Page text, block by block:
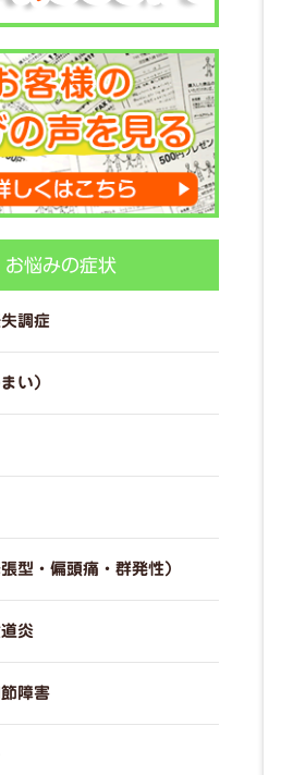
お悩みの症状
調症
い）
型・偏頭痛・群発性）
炎
障害